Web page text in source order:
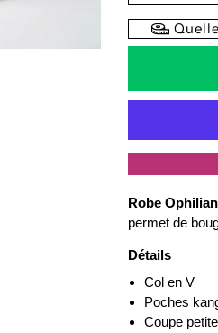
Robe
permet de
Détails
Col en V
Poches
Coupe